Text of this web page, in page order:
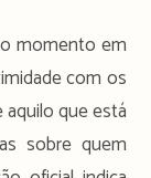
momento em
com os
que está
sobre quem